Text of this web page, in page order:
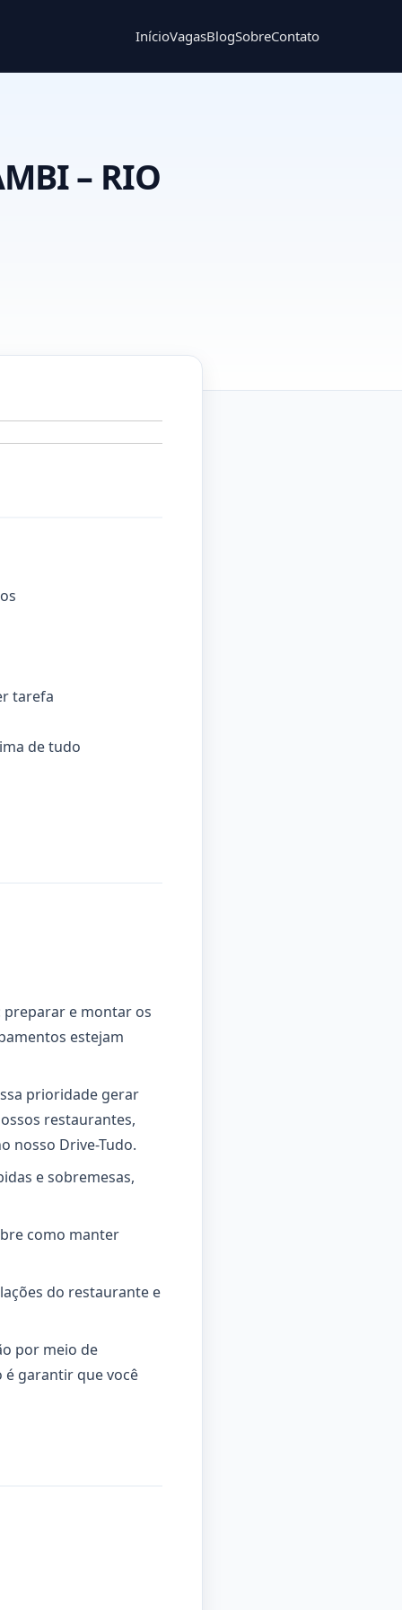
InícioVagasBlogSobreContato
– RIO
tarefa
de tudo
preparar e montar os
estejam
prioridade gerar
restaurantes,
nosso Drive-Tudo.
e sobremesas,
como manter
do restaurante e
por meio de
é garantir que você